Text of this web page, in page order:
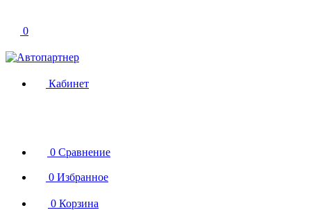
0
Кабинет
0 Сравнение
0 Избранное
0 Корзина